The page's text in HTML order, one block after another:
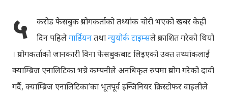
५
करोड फेसबुक प्रयोगकर्ताको तथ्यांक चोरी भएको खबर केही
दिन पहिलेगार्डियनतथान्युयोर्क टाइम्सले प्रकाशित गरेको थियो
। प्रयोगकर्ताको जानकारी विना फेसबुकबाट लिइएको उक्त तथ्यांकलाई
क्याम्ब्रिज एनालिटिका भन्ने कम्पनीले अनधिकृत रुपमा प्रयोग गरेको दावी
गर्दै, क्याम्ब्रिज एनालिटिका’का भूतपूर्व इन्जिनियर क्रिस्टोफर वाइलीले